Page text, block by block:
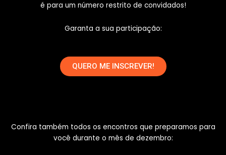
é para um número restrito de convidados!
Garanta a sua participação:
QUERO ME INSCREVER!
Confira também todos os encontros que preparamos para
você durante o mês de dezembro: